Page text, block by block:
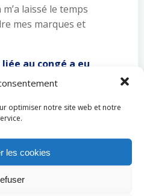
optimiser notre site web et notre
les cookies
laissé le temps
mes marques et
au congé a eu
?
effectivement, il a fallu
d’adaptation est
dans la plupart de nos
!